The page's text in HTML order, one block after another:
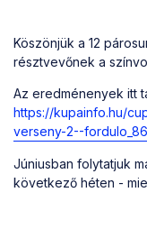
Köszönjük a 12
résztvevőnek a
Az eredménenyek itt
https://kupainfo.hu/
verseny-2--fordulo_86
Júniusban folytatjuk
következő héten -